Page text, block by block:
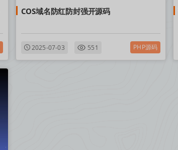
COS域名防红防封强开源码
2025-07-03 551 PHP源码